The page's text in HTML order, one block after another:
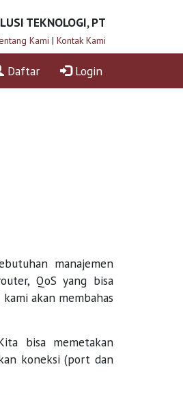
TEKNOLOGI, PT
Kami | Kontak Kami
Daftar Login
manajemen
QoS yang bisa
akan membahas
bisa memetakan
koneksi (port dan